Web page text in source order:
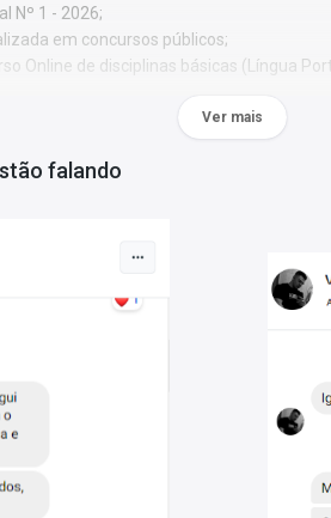
Nº 1 - 2026;
em concursos públicos;
Online de disciplinas básicas (Língua
oficial do edital. Os temas são
Social
Do Distrito Federal
de Desenvolvimento Social do
Ver mais
falando